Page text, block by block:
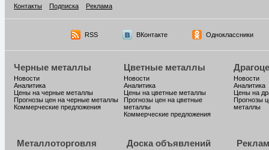
Контакты
Подписка Реклама
RSS ВКонтакте Одноклассники
Черные металлы
Новости
Аналитика
Цены на черные металлы
Прогнозы цен на черные металлы
Коммерческие предложения
Цветные металлы
Новости
Аналитика
Цены на цветные металлы
Прогнозы цен на цветные
металлы
Коммерческие предложения
Новости
Аналитика
Цены на
Прогнозы
металлы
Металлоторговля Доска объявлений